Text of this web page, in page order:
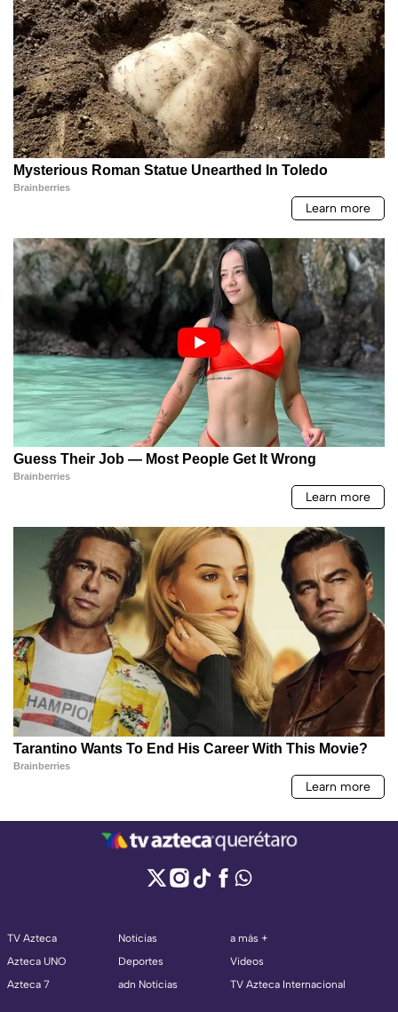
TV Azteca
Azteca UNO
Azteca 7
Noticias
Deportes
adn Noticias
a más +
Videos
TV Azteca Internacional